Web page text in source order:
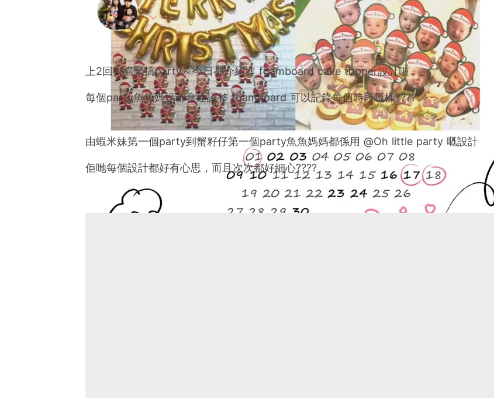
By媽媽魚魚on 29 Dec 2018
係一個90後童心未泯嘅全職媽媽，好樂意分享哺乳經，媽媽經同埋育兒心得。
2016年嘅Boxing Day （26/12）係「蝦米妹」嘅破蛋日
2018年嘅母親節前夕（12/05）我又收到另一份禮物-「蟹籽仔」
魚魚媽媽最鐘意周圍吃喝玩樂，揾唔同嘅美食；揾唔同嘅埸地比2個小朋友挽，尤其
係啲親子活動好去處。
魚魚媽媽都好鐘意影相記錄2隻小馬騮嘅一舉一動記錄佢哋每一個笑容，每一個成
長，每一個嘅第一次。
魚魚媽媽亦好鐘意煮野食，為2隻小魔怪一手包辦3餐，望住佢哋滿足嘅樣1日煮10餐
上2回都講緊搞party～今日都介紹埋 foamboard cake topper設計啦
每個party魚魚媽媽都會建議整 foamboard 可以記錄每個時段嘅樣????
由蝦米妹第一個party到蟹籽仔第一個party魚魚媽媽都係用 @Oh little party 嘅設計
佢哋每個設計都好有心思，而且次次都好細心????